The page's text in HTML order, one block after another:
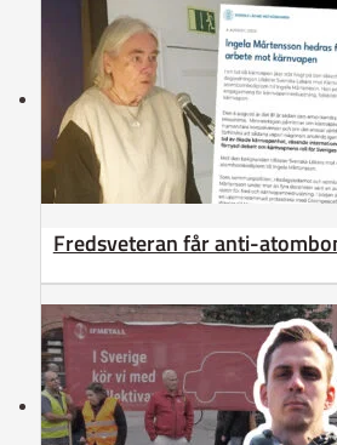
Fredsveteran får anti-